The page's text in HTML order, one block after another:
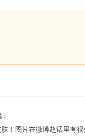
！图片在微博超话里有